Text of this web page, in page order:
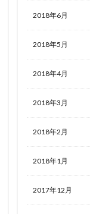
2018年6月
2018年5月
2018年4月
2018年3月
2018年2月
2018年1月
2017年12月